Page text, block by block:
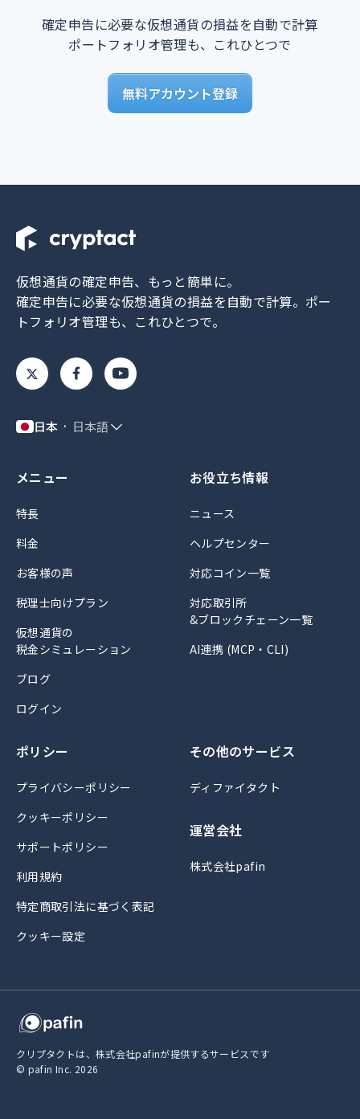
確定申告に必要な仮想通貨の損益を自動で計算
ポートフォリオ管理も、これひとつで
無料アカウント登録
仮想通貨の確定申告、もっと簡単に。
確定申告に必要な仮想通貨の損益を自動で計算。 ポー
トフォリオ管理も、これひとつで。
日本 日本語
メニュー
特長
料金
お客様の声
税理士向けプラン
仮想通貨の
税金シミュレーション
ブログ
ログイン
お役立ち情報
ニュース
ヘルプセンター
対応コイン一覧
対応取引所
&ブロックチェーン一覧
AI連携 (MCP・CLI)
ポリシー
プライバシーポリシー
クッキーポリシー
サポートポリシー
利用規約
特定商取引法に基づく表記
クッキー設定
その他のサービス
ディファイタクト
運営会社
株式会社pafin
クリプタクトは、株式会社pafinが提供するサービスです
© pafin Inc. 2026